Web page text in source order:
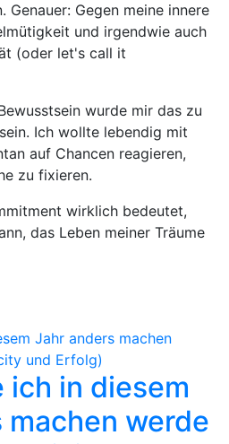
Genauer: Gegen meine innere
und irgendwie auch
(oder let's call it
wurde mir das zu
Ich wollte lebendig mit
auf Chancen reagieren,
zu fixieren.
wirklich bedeutet,
das Leben meiner Träume
ich in diesem
machen werde